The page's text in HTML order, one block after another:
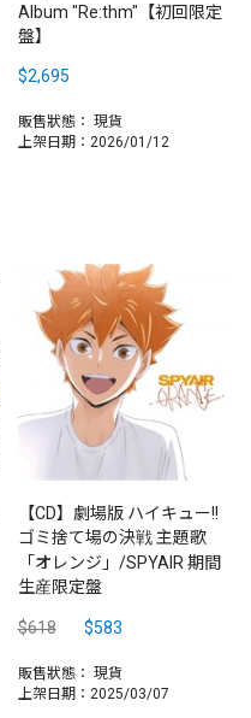
Album "Re:thm"【初回限定
盤】
$2,695
販售狀態： 現貨
上架日期：2026/01/12
【CD】劇場版 ハイキュー!!
ゴミ捨て場の決戦 主題歌
「オレンジ」/SPYAIR 期間
生産限定盤
$618 $583
販售狀態： 現貨
上架日期：2025/03/07